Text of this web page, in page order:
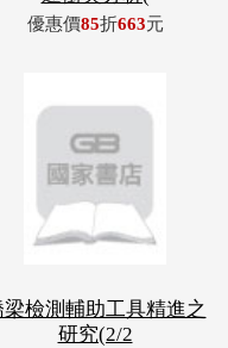
優惠價85折663元
梁檢測輔助工具精進之
研究(2/2